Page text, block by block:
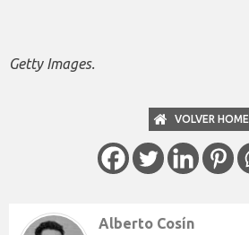
Getty Images.
VOLVER HOME
Alberto Cosín